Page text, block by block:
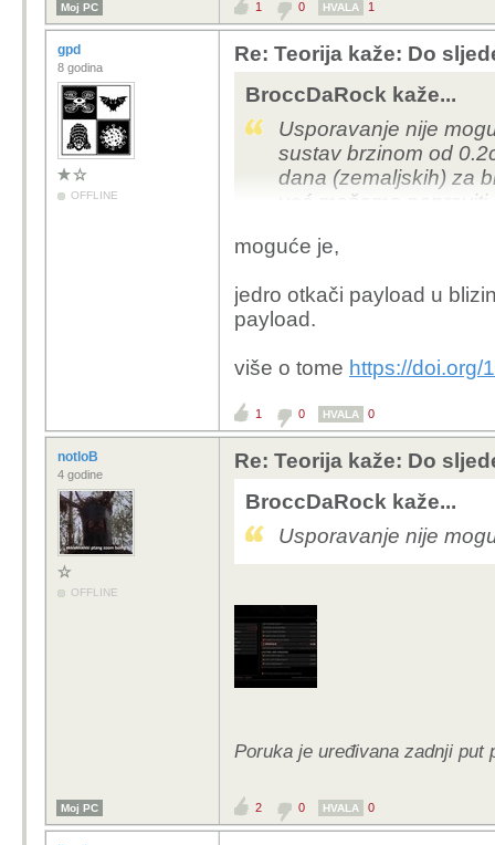
Moj PC 1 0 HVALA 1
gpd
8 godina
OFFLINE
Re: Teorija kaže: Do
BroccDaRock kaže...
Usporavanje nije
sustav brzinom od
dana (zemaljskih) za
već možemo
moguće je,
jedro otkači payload u
payload.
više o tome https://doi.org/
1 0 HVALA 0
notloB
4 godine
OFFLINE
Re: Teorija kaže: Do
BroccDaRock kaže...
Usporavanje nije
Poruka je uređivana zadnji put
Moj PC 2 0 HVALA 0